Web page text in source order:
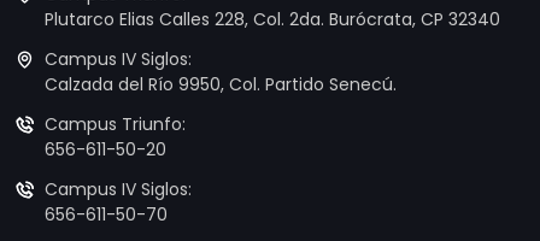
Plutarco Elias Calles 228, Col. 2da. Burócrata, CP 32340
Campus IV Siglos:
Calzada del Río 9950, Col. Partido Senecú.
Campus Triunfo:
656-611-50-20
Campus IV Siglos:
656-611-50-70